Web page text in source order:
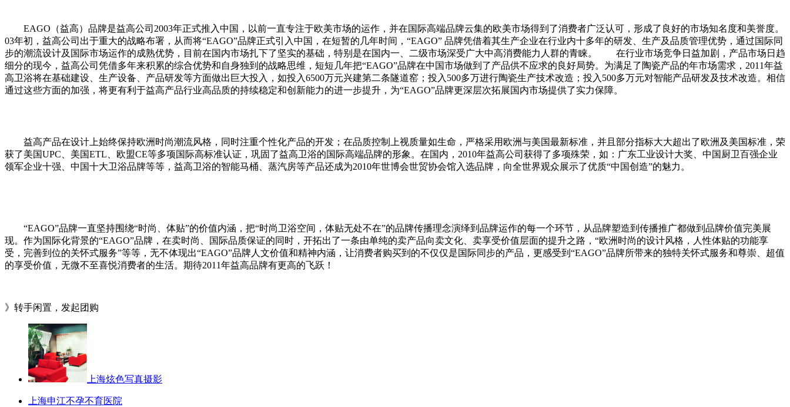
EAGO（益高）品牌是益高公司2003年正式推入中国，以前一直专注于欧美市场的运作，并在国际高端品牌云集的欧美市场得到了消费者广泛认可，形成了良好的市场知名度和美誉度。
03年初，益高公司出于重大的战略布署，从而将“EAGO”品牌正式引入中国，在短暂的几年时间，“EAGO” 品牌凭借着其生产企业在行业内十多年的研发、生产及品质管理优势，通过国际同
步的潮流设计及国际市场运作的成熟优势，目前在国内市场扎下了坚实的基础，特别是在国内一、二级市场深受广大中高消费能力人群的青睐。 在行业市场竞争日益加剧，产品市场日趋
细分的现今，益高公司凭借多年来积累的综合优势和自身独到的战略思维，短短几年把“EAGO”品牌在中国市场做到了产品供不应求的良好局势。为满足了陶瓷产品的年市场需求，2011年益
高卫浴将在基础建设、生产设备、产品研发等方面做出巨大投入，如投入6500万元兴建第二条隧道窑；投入500多万进行陶瓷生产技术改造；投入500多万元对智能产品研发及技术改造。相信
通过这些方面的加强，将更有利于益高产品行业高品质的持续稳定和创新能力的进一步提升，为“EAGO”品牌更深层次拓展国内市场提供了实力保障。
益高产品在设计上始终保持欧洲时尚潮流风格，同时注重个性化产品的开发；在品质控制上视质量如生命，严格采用欧洲与美国最新标准，并且部分指标大大超出了欧洲及美国标准，荣
获了美国UPC、美国ETL、欧盟CE等多项国际高标准认证，巩固了益高卫浴的国际高端品牌的形象。在国内，2010年益高公司获得了多项殊荣，如：广东工业设计大奖、中国厨卫百强企业
领军企业十强、中国十大卫浴品牌等等，益高卫浴的智能马桶、蒸汽房等产品还成为2010年世博会世贸协会馆入选品牌，向全世界观众展示了优质“中国创造”的魅力。
“EAGO”品牌一直坚持围绕“时尚、体贴”的价值内涵，把“时尚卫浴空间，体贴无处不在”的品牌传播理念演绎到品牌运作的每一个环节，从品牌塑造到传播推广都做到品牌价值完美展
现。作为国际化背景的“EAGO”品牌，在卖时尚、国际品质保证的同时，开拓出了一条由单纯的卖产品向卖文化、卖享受价值层面的提升之路，“欧洲时尚的设计风格，人性体贴的功能享
受，完善到位的关怀式服务”等等，无不体现出“EAGO”品牌人文价值和精神内涵，让消费者购买到的不仅仅是国际同步的产品，更感受到“EAGO”品牌所带来的独特关怀式服务和尊崇、超值
的享受价值，无微不至喜悦消费者的生活。期待2011年益高品牌有更高的飞跃！
》转手闲置，发起团购
上海炫色写真摄影
上海申江不孕不育医院